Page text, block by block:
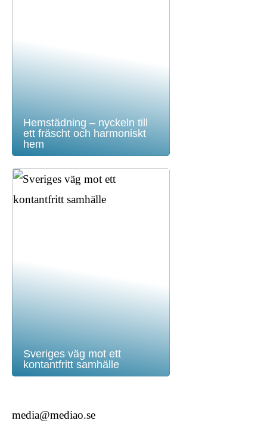
Hemstädning – nyckeln till
ett fräscht och harmoniskt
hem
Sveriges väg mot ett
kontantfritt samhälle
media@mediao.se